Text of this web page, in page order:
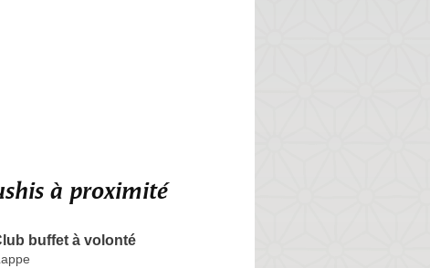
à proximité
buffet à volonté